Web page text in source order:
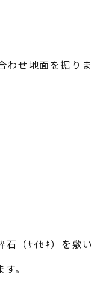
わせ地面を掘りま
石（ｻｲｾｷ）を敷い
。